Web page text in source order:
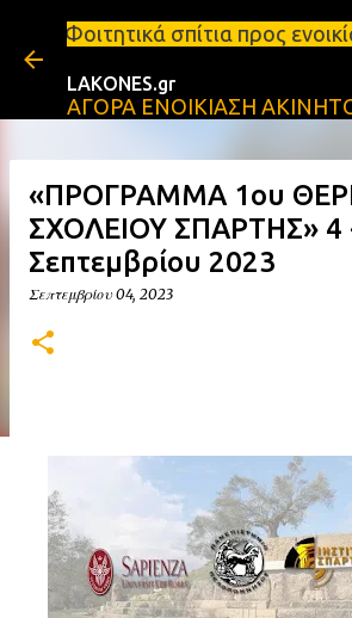
Μετάβαση στο κύριο
σπίτια προς ενοικίαση στη
LAKONES.gr
ΑΓΟΡΑ ΕΝΟΙΚΙΑΣΗ
«ΠΡΟΓΡΑΜΜΑ 1ου
ΣΧΟΛΕΙΟΥ ΣΠΑΡΤΗΣ» 4
Σεπτεμβρίου 2023
Σεπτεμβρίου 04, 2023